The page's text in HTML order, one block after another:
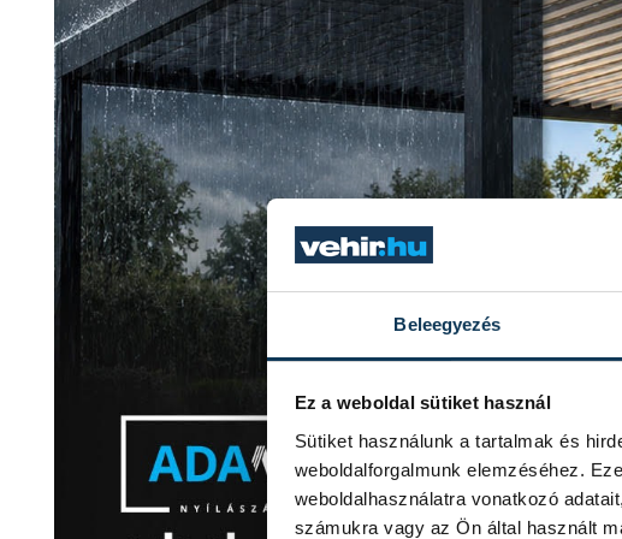
Beleegyezés
Ez a weboldal sütiket használ
Sütiket használunk a tartalmak és
weboldalforgalmunk elemzéséhez.
weboldalhasználatra vonatkozó
számukra vagy az Ön által használt